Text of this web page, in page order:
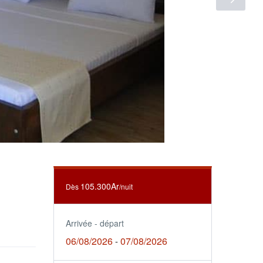
Dès 105.300Ar/nuit
Arrivée - départ
06/08/2026-07/08/2026